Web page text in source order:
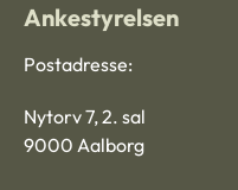
Ankestyrelsen
Postadresse:
Nytorv 7, 2. sal
9000 Aalborg